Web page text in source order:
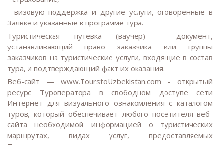
- визовую поддержка и другие услуги, оговоренные в
Заявке и указанные в программе тура.
Туристическая путевка (ваучер) - документ,
устанавливающий право заказчика или группы
заказчиков на туристические услуги, входящие в состав
тура, и подтверждающий факт их оказания.
Веб-сайт — www.TourstoUzbekistan.com - открытый
ресурс Туроператора в свободном доступе сети
Интернет для визуального ознакомления с каталогом
туров, который обеспечивает любого посетителя веб-
сайта необходимой информацией о туристических
маршрутах, видах услуг, предоставляемых